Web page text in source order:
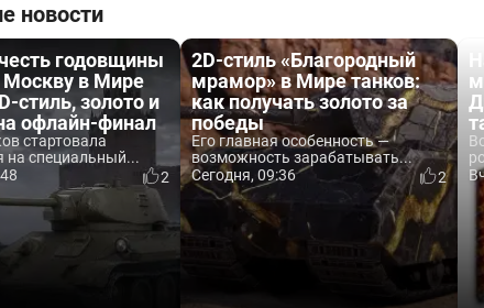
новости
годовщины
Москву в Мире
стиль, золото и
офлайн-финал
стартовала
на специальный...
2
2D-стиль «Благородный
мрамор» в Мире танков:
как получать золото за
победы
Его главная особенность —
возможность зарабатывать...
Сегодня, 09:36
2